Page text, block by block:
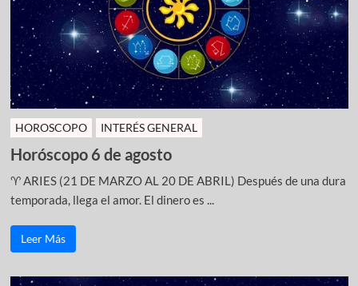
HOROSCOPO INTERÉS GENERAL
Horóscopo 6 de agosto
♈ ARIES (21 DE MARZO AL 20 DE ABRIL) Después de una dura
temporada, llega el amor. El dinero es ...
Leer Más